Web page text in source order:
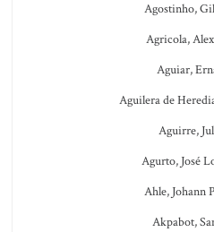
Agostinho,
Agricola,
Aguiar,
Aguilera de
Aguirre,
Agurto, José
Ahle, Johann
Akpabot,